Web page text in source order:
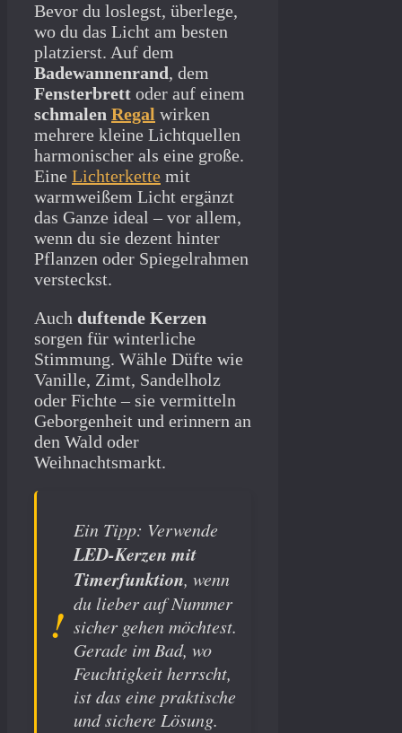
Bevor du loslegst, überlege,
wo du das Licht am besten
platzierst. Auf dem
Badewannenrand, dem
Fensterbrett oder auf einem
schmalen Regal wirken
mehrere kleine Lichtquellen
harmonischer als eine große.
Eine Lichterkette mit
warmweißem Licht ergänzt
das Ganze ideal – vor allem,
wenn du sie dezent hinter
Pflanzen oder Spiegelrahmen
versteckst.
Auch duftende Kerzen
sorgen für winterliche
Stimmung. Wähle Düfte wie
Vanille, Zimt, Sandelholz
oder Fichte – sie vermitteln
Geborgenheit und erinnern an
den Wald oder
Weihnachtsmarkt.
Ein Tipp: Verwende
LED-Kerzen mit
Timerfunktion, wenn
du lieber auf Nummer
sicher gehen möchtest.
Gerade im Bad, wo
Feuchtigkeit herrscht,
ist das eine praktische
und sichere Lösung.